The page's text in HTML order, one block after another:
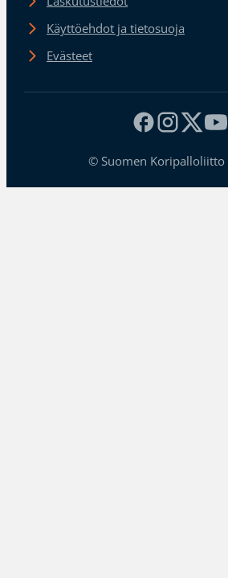
Käyttöehdot ja tietosuoja
Evästeet
© Suomen Koripalloliitto